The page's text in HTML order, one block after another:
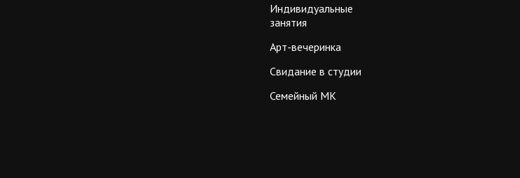
Индивидуальные
занятия
Арт-вечеринка
Свидание в студии
Семейный МК